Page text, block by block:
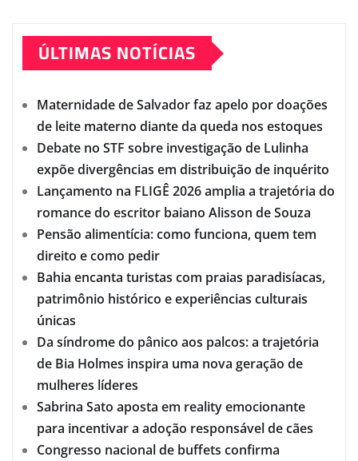
ÚLTIMAS NOTÍCIAS
Maternidade de Salvador faz apelo por doações
de leite materno diante da queda nos estoques
Debate no STF sobre investigação de Lulinha
expõe divergências em distribuição de inquérito
Lançamento na FLIGÊ 2026 amplia a trajetória do
romance do escritor baiano Alisson de Souza
Pensão alimentícia: como funciona, quem tem
direito e como pedir
Bahia encanta turistas com praias paradisíacas,
patrimônio histórico e experiências culturais
únicas
Da síndrome do pânico aos palcos: a trajetória
de Bia Holmes inspira uma nova geração de
mulheres líderes
Sabrina Sato aposta em reality emocionante
para incentivar a adoção responsável de cães
Congresso nacional de buffets confirma